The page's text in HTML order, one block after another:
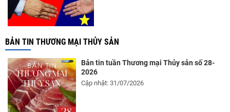
BẢN TIN THƯƠNG MẠI THỦY SẢN
Bản tin tuần Thương mại Thủy sản số 28-
2026
Cập nhật: 31/07/2026